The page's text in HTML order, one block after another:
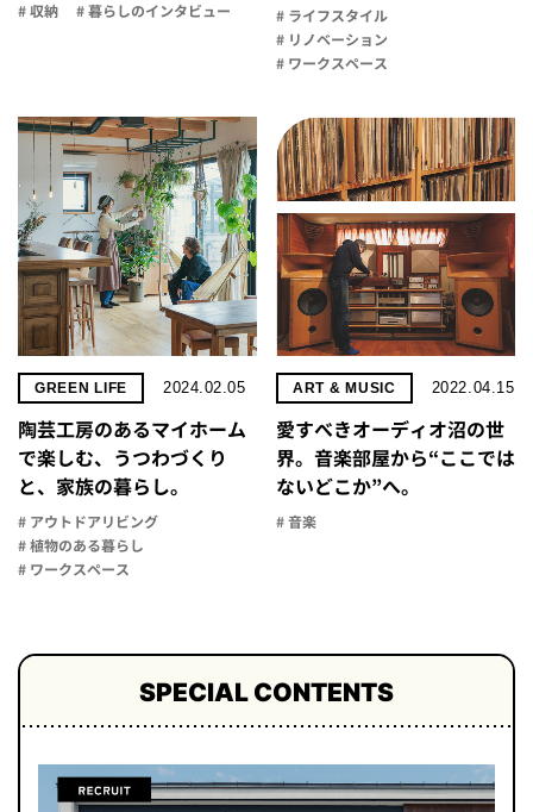
# 収納
# 暮らしのインタビュー
# ライフスタイル
# リノベーション
# ワークスペース
GREEN LIFE 2024.02.05
陶芸工房のあるマイホーム
で楽しむ、うつわづくり
と、家族の暮らし。
# アウトドアリビング
# 植物のある暮らし
# ワークスペース
ART & MUSIC 2022.04.15
愛すべきオーディオ沼の世
界。音楽部屋から“ここでは
ないどこか”へ。
# 音楽
SPECIAL CONTENTS